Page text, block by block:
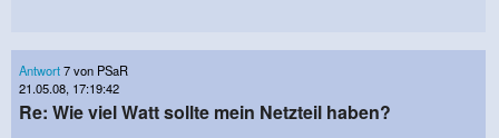
Antwort7 von PSaR
21.05.08, 17:19:42
Re: Wie viel Watt sollte mein Netzteil haben?